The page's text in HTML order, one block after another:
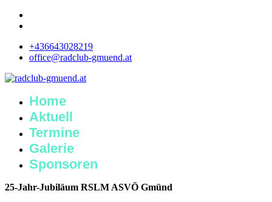
+436643028219
office@radclub-gmuend.at
Home
Aktuell
Termine
Galerie
Sponsoren
25-Jahr-Jubiläum RSLM ASVÖ Gmünd